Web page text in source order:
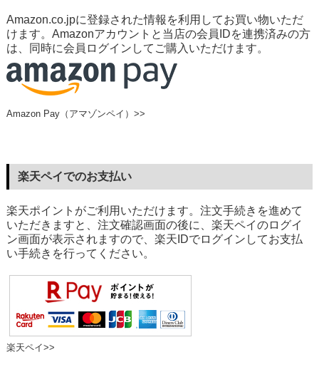
Amazon.co.jpに登録された情報を利用してお買い物いただ
けます。Amazonアカウントと当店の会員IDを連携済みの方
は、同時に会員ログインしてご購入いただけます。
Amazon Pay（アマゾンペイ）>>
楽天ペイでのお支払い
楽天ポイントがご利用いただけます。注文手続きを進めて
いただきますと、注文確認画面の後に、楽天ペイのログイ
ン画面が表示されますので、楽天IDでログインしてお支払
い手続きを行ってください。
楽天ペイ>>